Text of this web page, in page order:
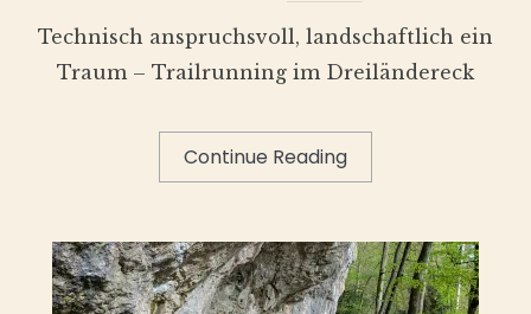
Technisch anspruchsvoll, landschaftlich ein
Traum – Trailrunning im Dreiländereck
Continue Reading